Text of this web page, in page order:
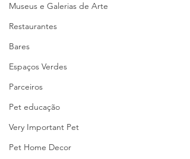
Museus e Galerias de Arte
Restaurantes
Bares
Espaços Verdes
Parceiros
Pet educação
Very Important Pet
Pet Home Decor